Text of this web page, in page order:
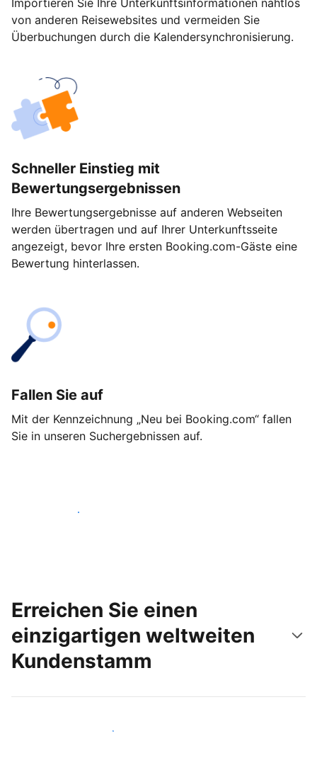
Importieren Sie Ihre Unterkunftsinformationen nahtlos
von anderen Reisewebsites und vermeiden Sie
Überbuchungen durch die Kalendersynchronisierung.
Schneller Einstieg mit
Bewertungsergebnissen
Ihre Bewertungsergebnisse auf anderen Webseiten
werden übertragen und auf Ihrer Unterkunftsseite
angezeigt, bevor Ihre ersten Booking.com-Gäste eine
Bewertung hinterlassen.
Fallen Sie auf
Mit der Kennzeichnung „Neu bei Booking.com“ fallen
Sie in unseren Suchergebnissen auf.
Noch heute loslegen
Erreichen Sie einen
einzigartigen weltweiten
Kundenstamm
Noch heute neue Gäste erreichen